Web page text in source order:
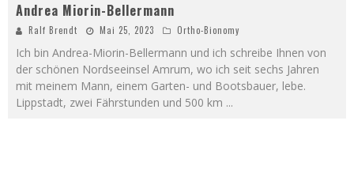
Andrea Miorin-Bellermann
Ralf Brendt Mai 25, 2023 Ortho-Bionomy
Ich bin Andrea-Miorin-Bellermann und ich schreibe Ihnen von
der schönen Nordseeinsel Amrum, wo ich seit sechs Jahren
mit meinem Mann, einem Garten- und Bootsbauer, lebe.
Lippstadt, zwei Fährstunden und 500 km ...